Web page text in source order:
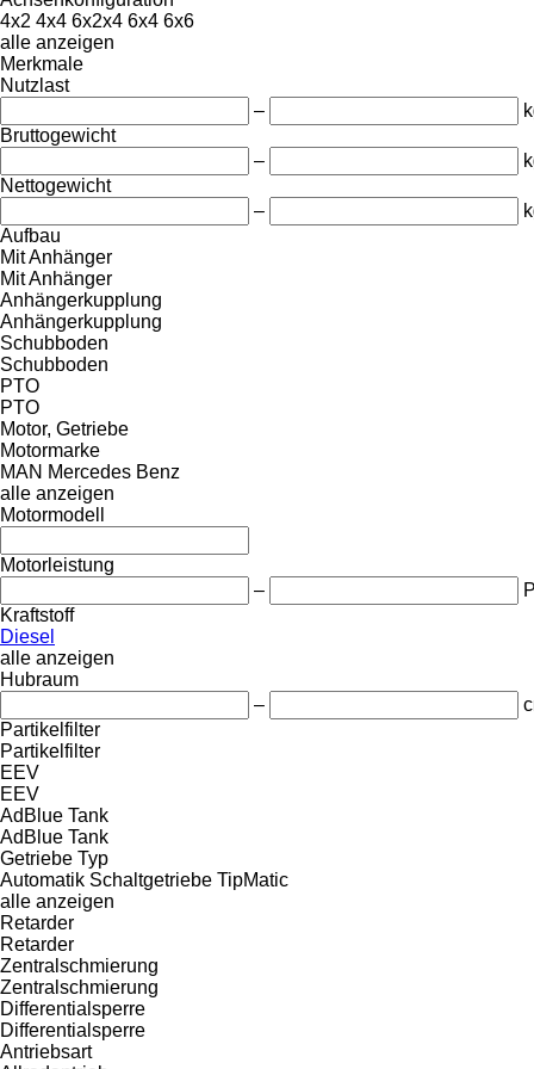
4x2 4x4 6x2x4 6x4 6x6
alle anzeigen
Merkmale
Nutzlast
–
Bruttogewicht
–
Nettogewicht
–
Aufbau
Mit Anhänger
Mit Anhänger
Anhängerkupplung
Anhängerkupplung
Schubboden
Schubboden
PTO
PTO
Motor, Getriebe
Motormarke
MAN Mercedes Benz
alle anzeigen
Motormodell
Motorleistung
–
Kraftstoff
Diesel
alle anzeigen
Hubraum
–
Partikelfilter
Partikelfilter
EEV
EEV
AdBlue Tank
AdBlue Tank
Getriebe Typ
Automatik Schaltgetriebe TipMatic
alle anzeigen
Retarder
Retarder
Zentralschmierung
Zentralschmierung
Differentialsperre
Differentialsperre
Antriebsart